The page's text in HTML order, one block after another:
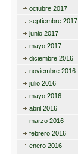
octubre 2017
septiembre 2017
junio 2017
mayo 2017
diciembre 2016
noviembre 2016
julio 2016
mayo 2016
abril 2016
marzo 2016
febrero 2016
enero 2016